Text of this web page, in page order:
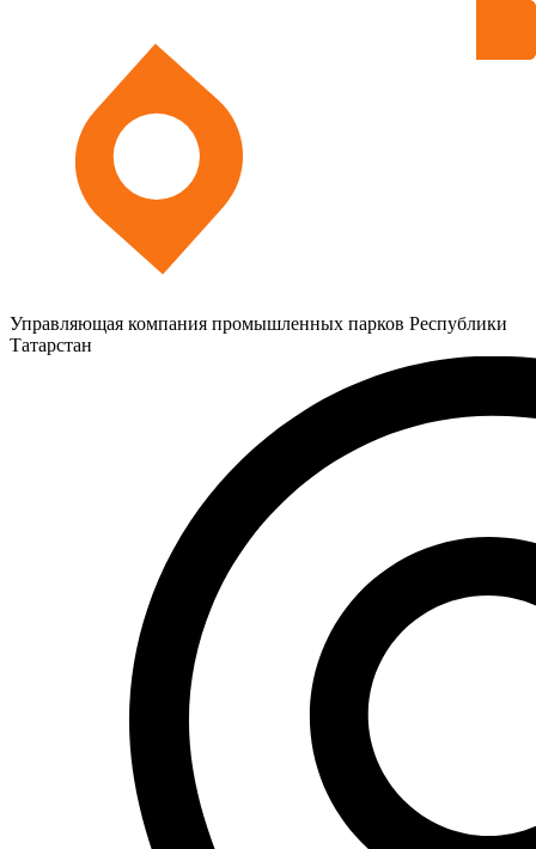
Управляющая компания промышленных парков Республики
Татарстан